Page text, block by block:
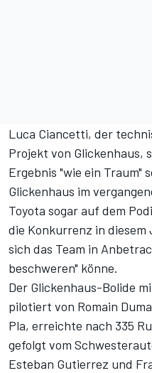
Luca Ciancetti, der
Projekt von Glickenhaus,
Ergebnis "wie ein Traum"
Glickenhaus im
Toyota sogar auf dem
die Konkurrenz in
sich das Team in
beschweren" könne.
Der Glickenhaus-Bolide
pilotiert von Romain
Pla, erreichte nach 335
gefolgt vom
Esteban Gutierrez und